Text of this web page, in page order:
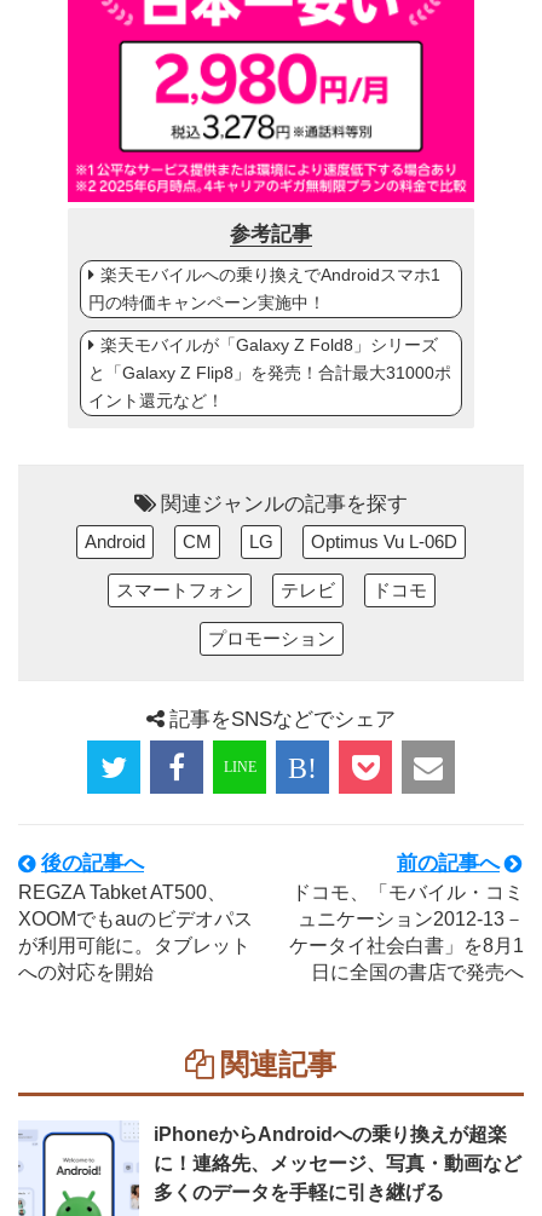
参考記事
楽天モバイルへの乗り換えでAndroidスマホ1
円の特価キャンペーン実施中！
楽天モバイルが「Galaxy Z Fold8」シリーズ
と「Galaxy Z Flip8」を発売！合計最大31000ポ
イント還元など！
関連ジャンルの記事を探す
Android CM LG Optimus Vu L-06D
スマートフォン テレビ ドコモ
プロモーション
記事をSNSなどでシェア
後の記事へ
REGZA Tabket AT500、
XOOMでもauのビデオパス
が利用可能に。タブレット
への対応を開始
前の記事へ
ドコモ、「モバイル・コミ
ュニケーション2012-13－
ケータイ社会白書」を8月1
日に全国の書店で発売へ
関連記事
iPhoneからAndroidへの乗り換えが超楽
に！連絡先、メッセージ、写真・動画など
多くのデータを手軽に引き継げる